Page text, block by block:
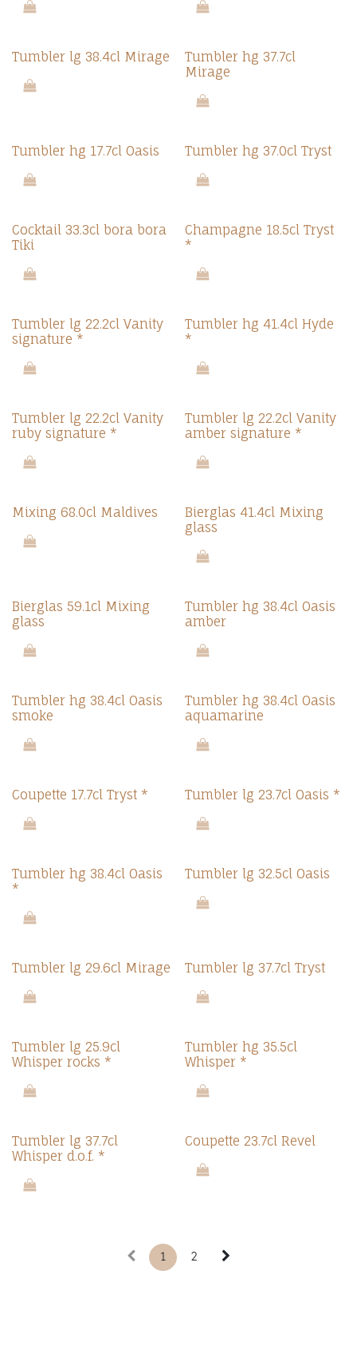
Tumbler lg 38.4cl Mirage
Tumbler hg 37.7cl
Mirage
Tumbler hg 17.7cl Oasis Tumbler hg 37.0cl Tryst
Cocktail 33.3cl bora bora
Tiki
Champagne 18.5cl Tryst
*
Tumbler lg 22.2cl Vanity
signature *
Tumbler hg 41.4cl Hyde
*
Tumbler lg 22.2cl Vanity
ruby signature *
Tumbler lg 22.2cl Vanity
amber signature *
Mixing 68.0cl Maldives
Bierglas 41.4cl Mixing
glass
Bierglas 59.1cl Mixing
glass
Tumbler hg 38.4cl Oasis
amber
Tumbler hg 38.4cl Oasis
smoke
Tumbler hg 38.4cl Oasis
aquamarine
Coupette 17.7cl Tryst * Tumbler lg 23.7cl Oasis *
Tumbler hg 38.4cl Oasis
*
Tumbler lg 32.5cl Oasis
Tumbler lg 29.6cl Mirage Tumbler lg 37.7cl Tryst
Tumbler lg 25.9cl
Whisper rocks *
Tumbler hg 35.5cl
Whisper *
Tumbler lg 37.7cl
Whisper d.o.f. *
Coupette 23.7cl Revel
1 2